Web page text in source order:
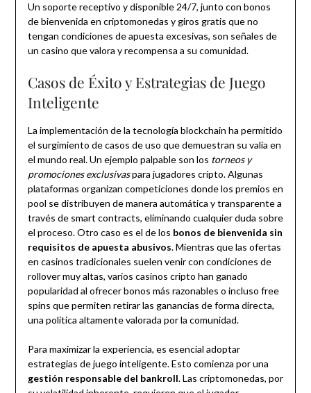
Un soporte receptivo y disponible 24/7, junto con bonos
de bienvenida en criptomonedas y giros gratis que no
tengan condiciones de apuesta excesivas, son señales de
un casino que valora y recompensa a su comunidad.
Casos de Éxito y Estrategias de Juego
Inteligente
La implementación de la tecnología blockchain ha permitido
el surgimiento de casos de uso que demuestran su valía en
el mundo real. Un ejemplo palpable son los torneos y
promociones exclusivaspara jugadores cripto. Algunas
plataformas organizan competiciones donde los premios en
pool se distribuyen de manera automática y transparente a
través de smart contracts, eliminando cualquier duda sobre
el proceso. Otro caso es el de los bonos de bienvenida sin
requisitos de apuesta abusivos. Mientras que las ofertas
en casinos tradicionales suelen venir con condiciones de
rollover muy altas, varios casinos cripto han ganado
popularidad al ofrecer bonos más razonables o incluso free
spins que permiten retirar las ganancias de forma directa,
una política altamente valorada por la comunidad.
Para maximizar la experiencia, es esencial adoptar
estrategias de juego inteligente. Esto comienza por una
gestión responsable del bankroll. Las criptomonedas, por